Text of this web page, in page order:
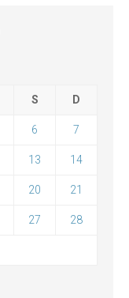
S D
6 7
13 14
20 21
27 28